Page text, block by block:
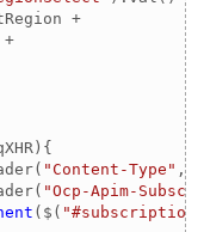
+
+
) {
"Content-Type" ,
"Ocp-Apim-
($(